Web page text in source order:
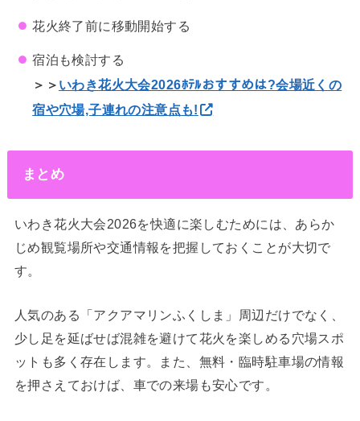
花火終了前に移動開始する
宿泊も検討する
＞＞ いわき花火大会2026ﾎﾃﾙおすすめは?会場近くの
宿や穴場,子連れの注意点も!
まとめ
いわき花火大会2026を快適に楽しむためには、あらか
じめ観覧場所や交通情報を把握しておくことが大切で
す。
人気のある「アクアマリンふくしま」周辺だけでなく、
少し足を延ばせば混雑を避けて花火を楽しめる穴場スポ
ットも多く存在します。また、無料・臨時駐車場の情報
を押さえておけば、車での来場も安心です。